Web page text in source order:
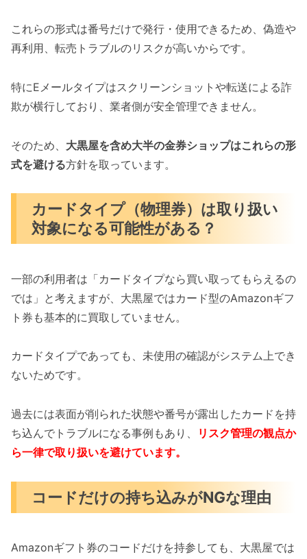
これらの形式は番号だけで発行・使用できるため、偽造や
再利用、転売トラブルのリスクが高いからです。
特にEメールタイプはスクリーンショットや転送による詐
欺が横行しており、業者側が安全管理できません。
そのため、 大黒屋を含め大半の金券ショップはこれらの形
式を避ける方針を取っています。
カードタイプ（物理券）は取り扱い
対象になる可能性がある？
一部の利用者は「カードタイプなら買い取ってもらえるの
では」と考えますが、大黒屋ではカード型のAmazonギフ
ト券も基本的に買取していません。
カードタイプであっても、未使用の確認がシステム上でき
ないためです。
過去には表面が削られた状態や番号が露出したカードを持
ち込んでトラブルになる事例もあり、
リスク管理の観点か
ら一律で取り扱いを避けています。
コードだけの持ち込みがNGな理由
Amazonギフト券のコードだけを持参しても、大黒屋では